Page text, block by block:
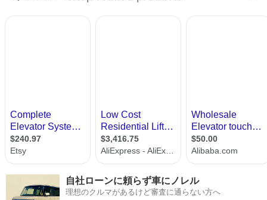
自社ローンに頼らず車にノレル
理想のクルマがあるけど審査に通らない方へ